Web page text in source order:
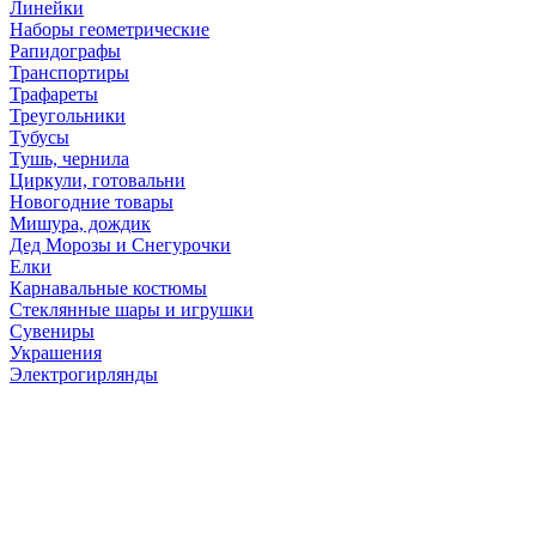
Линейки
Наборы геометрические
Рапидографы
Транспортиры
Трафареты
Треугольники
Тубусы
Тушь, чернила
Циркули, готовальни
Новогодние товары
Мишура, дождик
Дед Морозы и Снегурочки
Елки
Карнавальные костюмы
Стеклянные шары и игрушки
Сувениры
Украшения
Электрогирлянды